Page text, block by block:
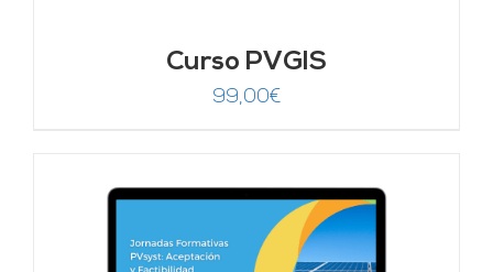
Curso PVGIS
99,00€